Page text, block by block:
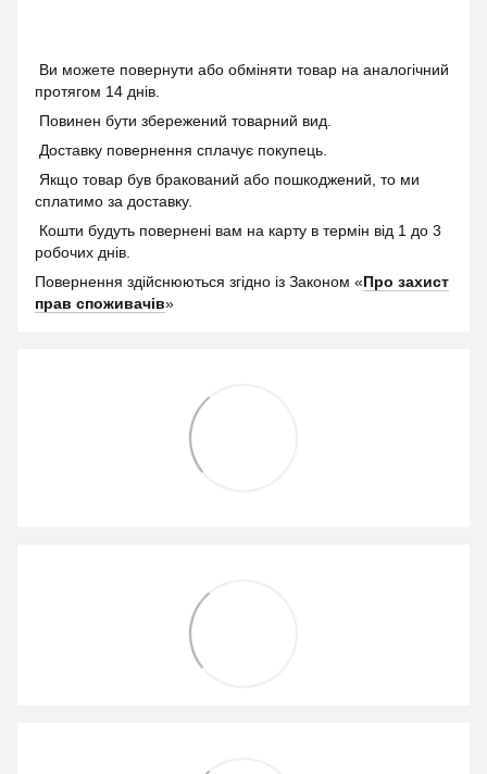
Ви можете повернути або обміняти товар на аналогічний
протягом 14 днів.
Повинен бути збережений товарний вид.
Доставку повернення сплачує покупець.
Якщо товар був бракований або пошкоджений, то ми
сплатимо за доставку.
Кошти будуть повернені вам на карту в термін від 1 до 3
робочих днів.
Повернення здійснюються згідно із Законом «Про захист
прав споживачів»